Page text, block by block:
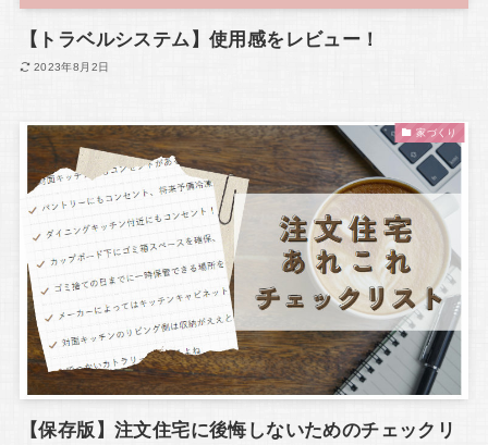
【トラベルシステム】使用感をレビュー！
2023年8月2日
家づくり
【保存版】注文住宅に後悔しないためのチェックリ